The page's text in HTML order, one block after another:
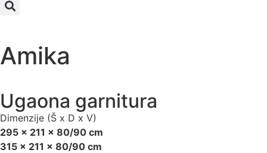
Amika
Ugaona garnitura
Dimenzije (Š x D x V)
295 x 211 x 80/90 cm
315 x 211 x 80/90 cm